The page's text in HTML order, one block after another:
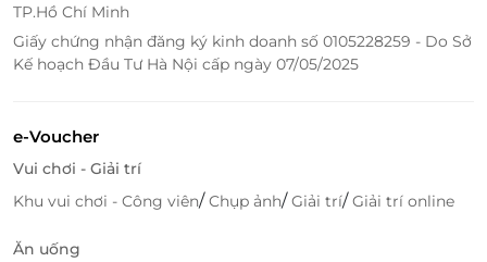
sóc khách hàng tuyệt vời. Nhân viên phục vụ tại đây
luôn tỏ ra nhiệt tình, chuyên nghiệp, mang đến sự
hài lòng tối đa cho khách hàng. Điều này cũng là
chỉ yêu thích món ăn mà còn cảm thấy thoải mái, dễ
TP.Hồ Chí Minh
Giấy chứng nhận đăng ký kinh doanh số 0105228259 - Do Sở
Kế hoạch Đầu Tư Hà Nội cấp ngày 07/05/2025
e-Voucher
Vui chơi - Giải trí
Khu vui chơi - Công viên/Chụp ảnh/Giải trí/Giải trí online
Ăn uống